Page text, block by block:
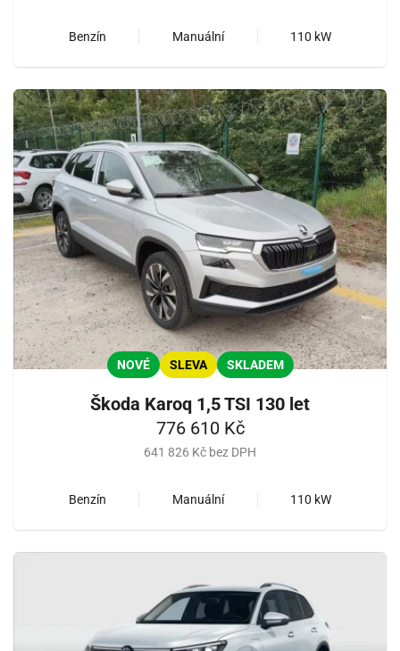
Benzín Manuální 110 kW
NOVÉ SLEVA SKLADEM
Škoda Karoq 1,5 TSI 130 let
776 610 Kč
641 826 Kč bez DPH
Benzín Manuální 110 kW